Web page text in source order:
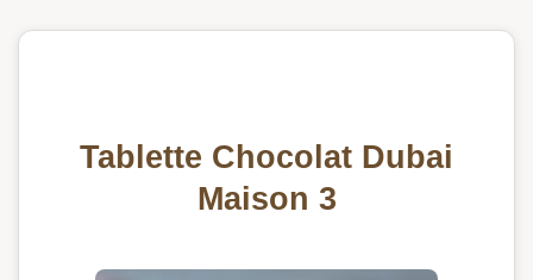
Tablette Chocolat Dubai
Maison 3